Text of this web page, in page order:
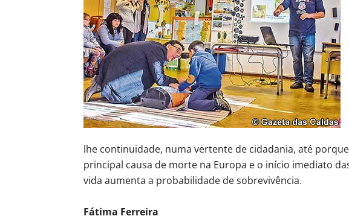
lhe continuidade, numa vertente de cidadania, até
principal causa de morte na Europa e o início imediato
vida aumenta a probabilidade de sobrevivência.
Fátima Ferreira